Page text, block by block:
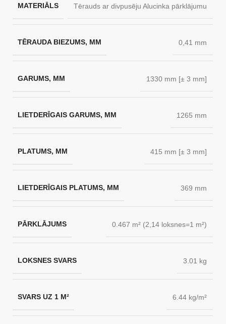
MATERIĀLS Tērauds ar divpusēju Alucinka pārklājumu
TĒRAUDA BIEZUMS, MM 0,41 mm
GARUMS, MM 1330 mm [± 3 mm]
LIETDERĪGAIS GARUMS, MM 1265 mm
PLATUMS, MM 415 mm [± 3 mm]
LIETDERĪGAIS PLATUMS, MM 369 mm
PĀRKLĀJUMS 0.467 m² (2,14 loksnes=1 m²)
LOKSNES SVARS 3.01 kg
SVARS UZ 1 M² 6.44 kg/m²